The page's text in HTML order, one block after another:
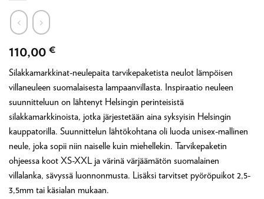
110,00 €
Silakkamarkkinat-neulepaita tarvikepaketista neulot lämpöisen
villaneuleen suomalaisesta lampaanvillasta. Inspiraatio neuleen
suunnitteluun on lähtenyt Helsingin perinteisistä
silakkamarkkinoista, jotka järjestetään aina syksyisin Helsingin
kauppatorilla. Suunnittelun lähtökohtana oli luoda unisex-mallinen
neule, joka sopii niin naiselle kuin miehellekin. Tarvikepaketin
ohjeessa koot XS-XXL ja värinä värjäämätön suomalainen
villalanka, sävyssä luonnonmusta. Lisäksi tarvitset pyöröpuikot 2,5-
3,5mm tai käsialan mukaan.